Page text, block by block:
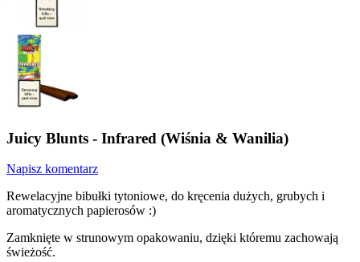
Juicy Blunts - Infrared (Wiśnia & Wanilia)
Napisz komentarz
Rewelacyjne bibułki tytoniowe, do kręcenia dużych, grubych i
aromatycznych papierosów :)
Zamknięte w strunowym opakowaniu, dzięki któremu zachowają
świeżość.